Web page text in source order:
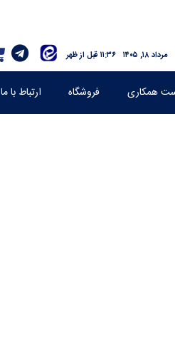
۱۱:۳۶ قبل از ظهر مرداد ۱۸, ۱۴۰۵
همکاری فروشگاه ارتباط با ما